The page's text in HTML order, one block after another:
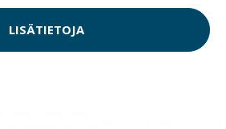
LISÄTIETOJA